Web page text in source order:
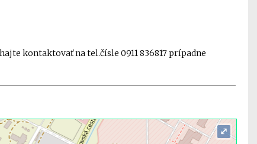
kontaktovať na tel.čísle 0911 836817 prípadne
⤢